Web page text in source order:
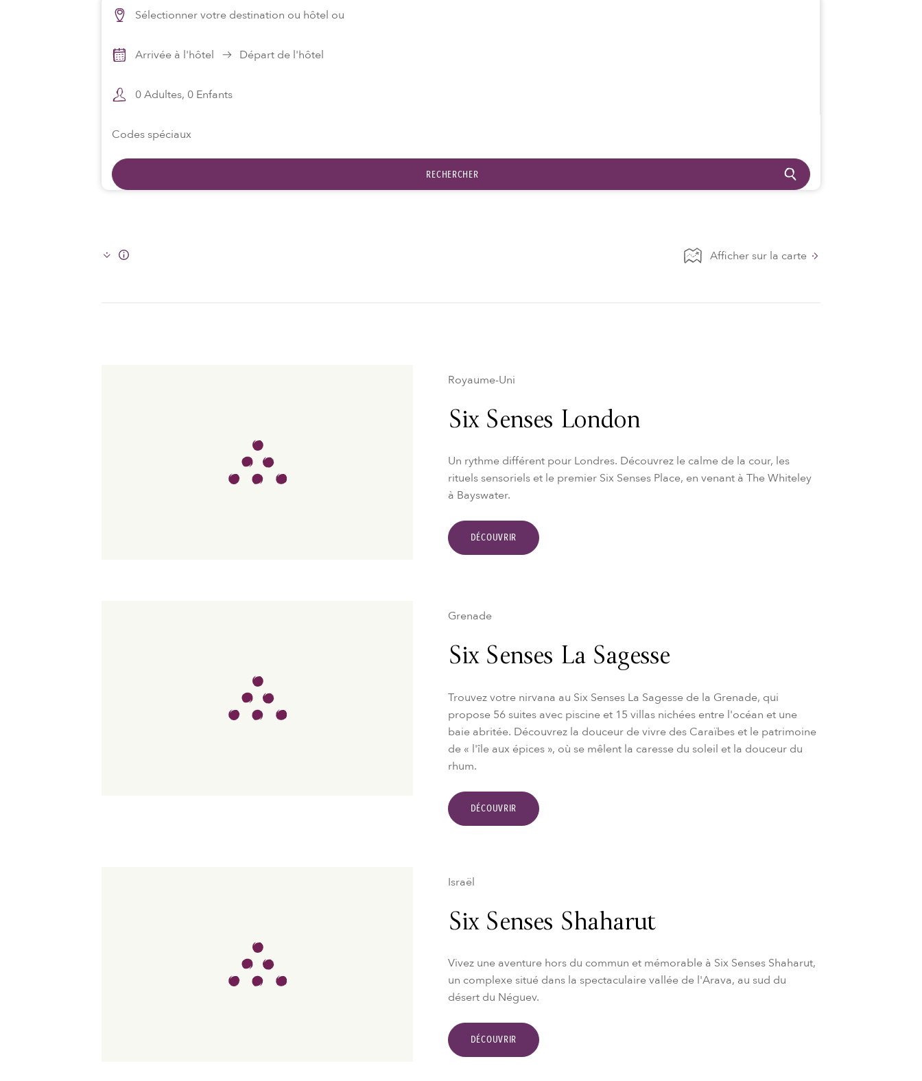
Sélectionner votre destination ou hôtel ou
Arrivée à l'hôtel Départ de l'hôtel
0Adultes, 0 Enfants
Codes spéciaux
RECHERCHER
Afficher sur la carte
Royaume-Uni
Six Senses London
Un rythme différent pour Londres. Découvrez le calme de la cour, les
rituels sensoriels et le premier Six Senses Place, en venant à The Whiteley
à Bayswater.
DÉCOUVRIR
Grenade
Six Senses La Sagesse
Trouvez votre nirvana au Six Senses La Sagesse de la Grenade, qui
propose 56 suites avec piscine et 15 villas nichées entre l'océan et une
baie abritée. Découvrez la douceur de vivre des Caraïbes et le patrimoine
de « l'île aux épices », où se mêlent la caresse du soleil et la douceur du
rhum.
DÉCOUVRIR
Israël
Six Senses Shaharut
Vivez une aventure hors du commun et mémorable à Six Senses Shaharut,
un complexe situé dans la spectaculaire vallée de l'Arava, au sud du
désert du Néguev.
DÉCOUVRIR